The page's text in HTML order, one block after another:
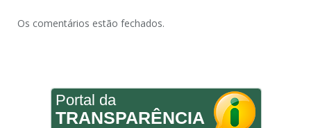
Os comentários estão fechados.
Portal da
TRANSPARÊNCIA